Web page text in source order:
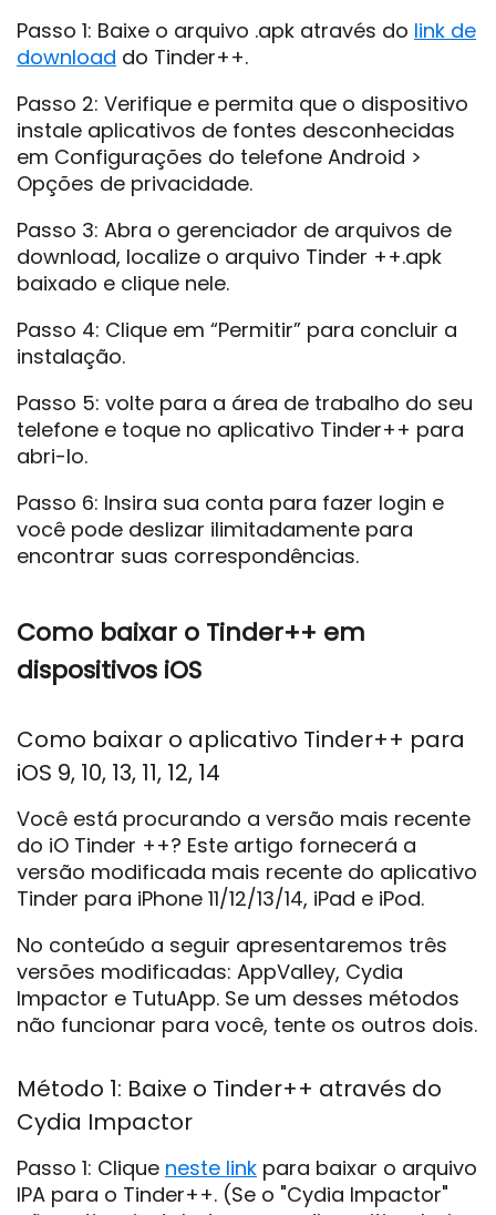
Passo 1: Baixe o arquivo .apk através do link de
download do Tinder++.
Passo 2: Verifique e permita que o dispositivo
instale aplicativos de fontes desconhecidas
em Configurações do telefone Android >
Opções de privacidade.
Passo 3: Abra o gerenciador de arquivos de
download, localize o arquivo Tinder ++.apk
baixado e clique nele.
Passo 4: Clique em “Permitir” para concluir a
instalação.
Passo 5: volte para a área de trabalho do seu
telefone e toque no aplicativo Tinder++ para
abri-lo.
Passo 6: Insira sua conta para fazer login e
você pode deslizar ilimitadamente para
encontrar suas correspondências.
Como baixar o Tinder++ em
dispositivos iOS
Como baixar o aplicativo Tinder++ para
iOS 9, 10, 13, 11, 12, 14
Você está procurando a versão mais recente
do iO Tinder ++? Este artigo fornecerá a
versão modificada mais recente do aplicativo
Tinder para iPhone 11/12/13/14, iPad e iPod.
No conteúdo a seguir apresentaremos três
versões modificadas: AppValley, Cydia
Impactor e TutuApp. Se um desses métodos
não funcionar para você, tente os outros dois.
Método 1: Baixe o Tinder++ através do
Cydia Impactor
Passo 1: Clique neste link para baixar o arquivo
IPA para o Tinder++. (Se o "Cydia Impactor"